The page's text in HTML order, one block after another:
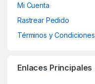
Mi Cuenta
Rastrear Pedido
Términos y Condiciones
Enlaces Principales